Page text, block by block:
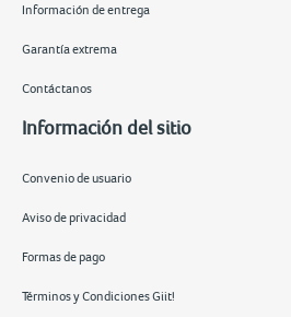
Información de entrega
Garantía extrema
Contáctanos
Información del sitio
Convenio de usuario
Aviso de privacidad
Formas de pago
Términos y Condiciones Giit!